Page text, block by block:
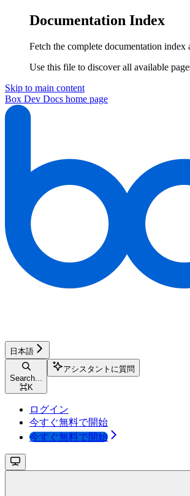
Documentation Index
Fetch the complete documentation index
Use this file to discover all available
Skip to main content
Box Dev Docs home page
日本語
Search...
⌘K
アシスタントに質問
ログイン
今すぐ無料で開始
今すぐ無料で開始